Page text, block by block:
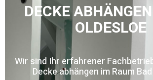
DECKE
OLDESLOE
Wir sind Ihr erfahrener
Decke abhängen im Raum